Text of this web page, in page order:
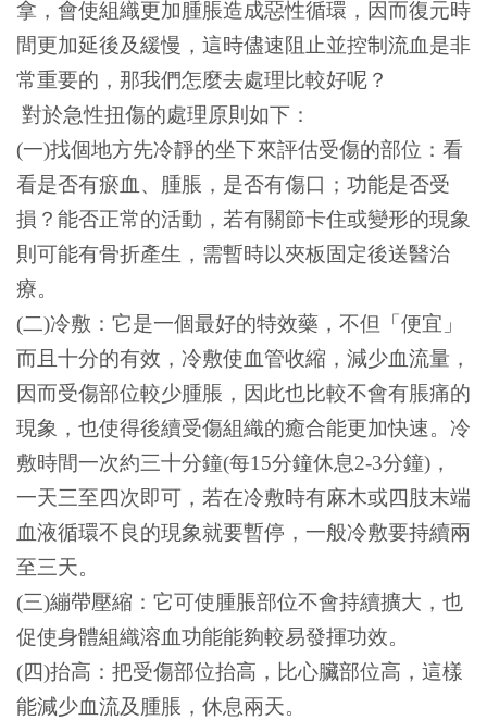
拿，會使組織更加腫脹造成惡性循環，因而復元時
間更加延後及緩慢，這時儘速阻止並控制流血是非
常重要的，那我們怎麼去處理比較好呢？
對於急性扭傷的處理原則如下：
(一)找個地方先冷靜的坐下來評估受傷的部位：看
看是否有瘀血、腫脹，是否有傷口；功能是否受
損？能否正常的活動，若有關節卡住或變形的現象
則可能有骨折產生，需暫時以夾板固定後送醫治
療。
(二)冷敷：它是一個最好的特效藥，不但「便宜」
而且十分的有效，冷敷使血管收縮，減少血流量，
因而受傷部位較少腫脹，因此也比較不會有脹痛的
現象，也使得後續受傷組織的癒合能更加快速。冷
敷時間一次約三十分鐘(每15分鐘休息2-3分鐘)，
一天三至四次即可，若在冷敷時有麻木或四肢末端
血液循環不良的現象就要暫停，一般冷敷要持續兩
至三天。
(三)繃帶壓縮：它可使腫脹部位不會持續擴大，也
促使身體組織溶血功能能夠較易發揮功效。
(四)抬高：把受傷部位抬高，比心臟部位高，這樣
能減少血流及腫脹，休息兩天。